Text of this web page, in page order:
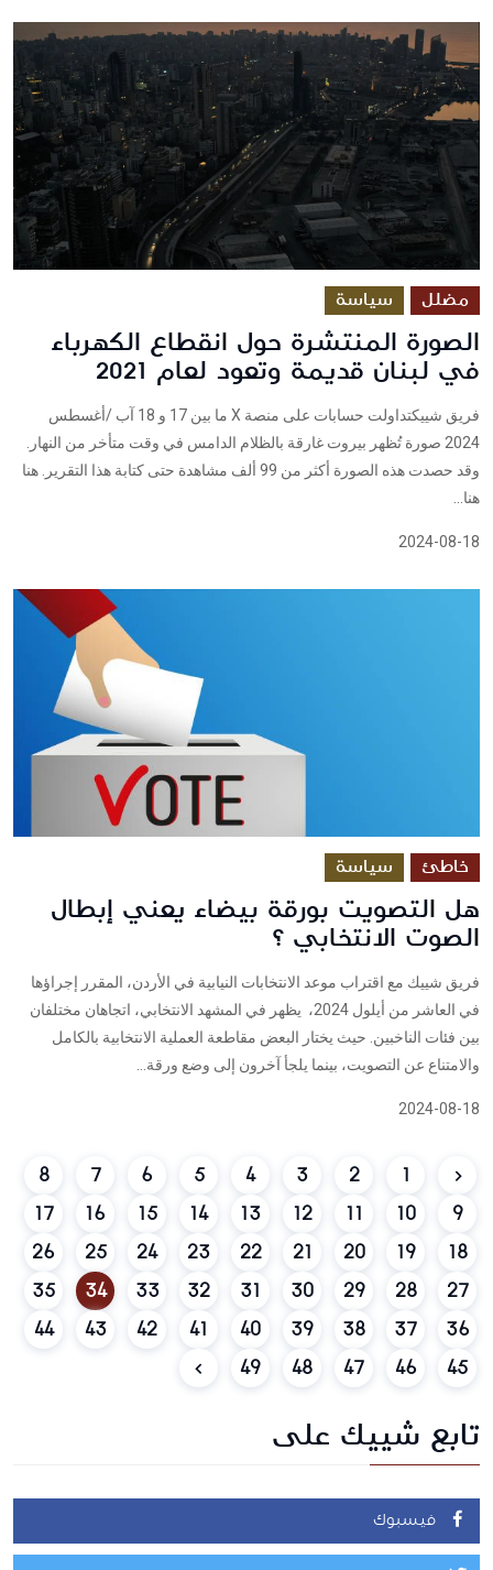
مضلل سياسة
الصورة المنتشرة حول انقطاع الكهرباء
في لبنان قديمة وتعود لعام 2021
فريق شييكتداولت حسابات على منصة X ما بين 17 و 18 آب /أغسطس
2024 صورة تُظهر بيروت غارقة بالظلام الدامس في وقت متأخر من النهار.
وقد حصدت هذه الصورة أكثر من 99 ألف مشاهدة حتى كتابة هذا التقرير. هنا
هنا...
2024-08-18
خاطئ سياسة
هل التصويت بورقة بيضاء يعني إبطال
الصوت الانتخابي ؟
فريق شييك مع اقتراب موعد الانتخابات النيابية في الأردن، المقرر إجراؤها
في العاشر من أيلول 2024، يظهر في المشهد الانتخابي، اتجاهان مختلفان
بين فئات الناخبين. حيث يختار البعض مقاطعة العملية الانتخابية بالكامل
والامتناع عن التصويت، بينما يلجأ آخرون إلى وضع ورقة...
2024-08-18
1
2
3
4
5
6
7
8
9
10
11
12
13
14
15
16
17
18
19
20
21
22
23
24
25
26
27
28
29
30
31
32
33
34
35
36
37
38
39
40
41
42
43
44
45
46
47
48
49
تابع شييك على
فيسبوك